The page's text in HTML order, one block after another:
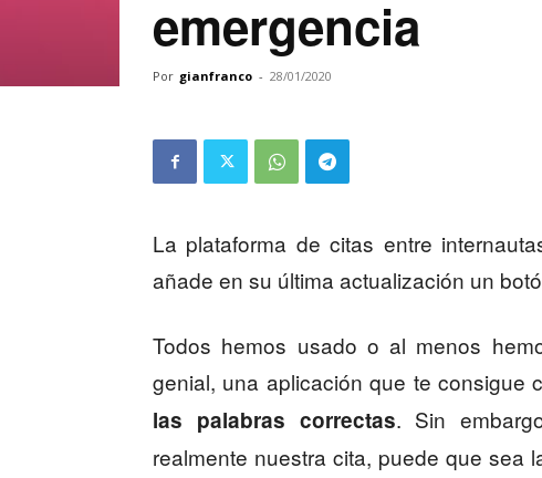
emergencia
Por gianfranco - 28/01/2020
La plataforma de citas entre
añade en su última actualización un
Todos hemos usado o al menos
genial, una aplicación que te consigue
las palabras correctas. Sin
realmente nuestra cita, puede que sea